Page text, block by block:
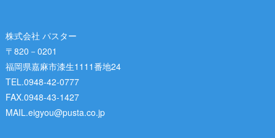
株式会社 パスター
〒820－0201
福岡県嘉麻市漆生1111番地24
TEL.0948-42-0777
FAX.0948-43-1427
MAIL.eigyou@pusta.co.jp